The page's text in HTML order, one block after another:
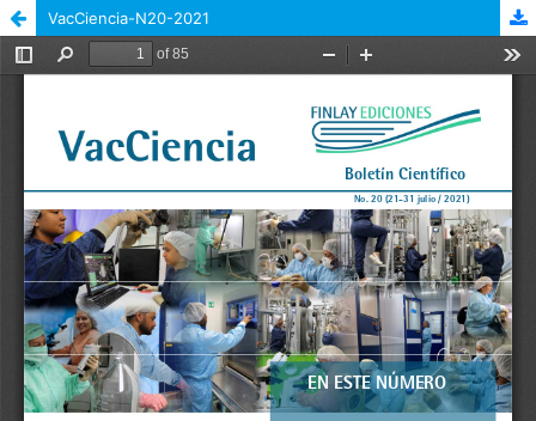
VacCiencia-N20-2021